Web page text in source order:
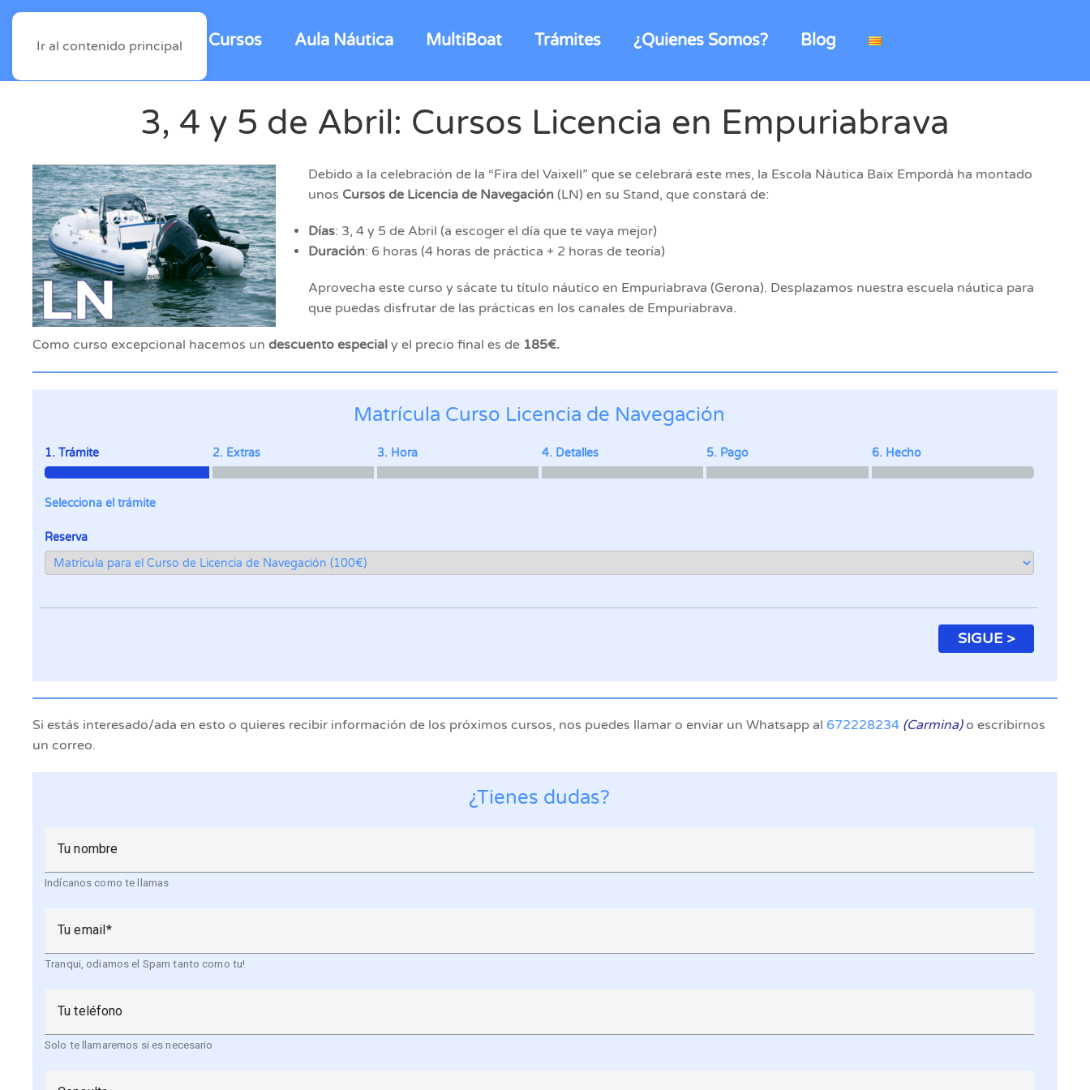
Ir al contenido principal Cursos Aula Náutica MultiBoat Trámites ¿Quienes Somos? Blog
3, 4 y 5 de Abril: Cursos Licencia en Empuriabrava
Debido a la celebración de la “Fira del Vaixell” que se celebrará este mes, la Escola Nàutica Baix Empordà ha montado
unos Cursos de Licencia de Navegación (LN) en su Stand, que constará de:
Días: 3, 4 y 5 de Abril (a escoger el día que te vaya mejor)
Duración: 6 horas (4 horas de práctica + 2 horas de teoría)
Aprovecha este curso y sácate tu título náutico en Empuriabrava (Gerona). Desplazamos nuestra escuela náutica para
que puedas disfrutar de las prácticas en los canales de Empuriabrava.
Como curso excepcional hacemos un descuento especial y el precio final es de 185€.
Matrícula Curso Licencia de Navegación
1. Trámite 2. Extras 3. Hora 4. Detalles 5. Pago 6. Hecho
Selecciona el trámite
Reserva
SIGUE >
Si estás interesado/ada en esto o quieres recibir información de los próximos cursos, nos puedes llamar o enviar un Whatsapp al 672228234 (Carmina)o escribirnos
un correo.
¿Tienes dudas?
Tu nombre
Indícanos como te llamas
Tu email
Tranqui, odiamos el Spam tanto como tu!
Tu teléfono
Solo te llamaremos si es necesario